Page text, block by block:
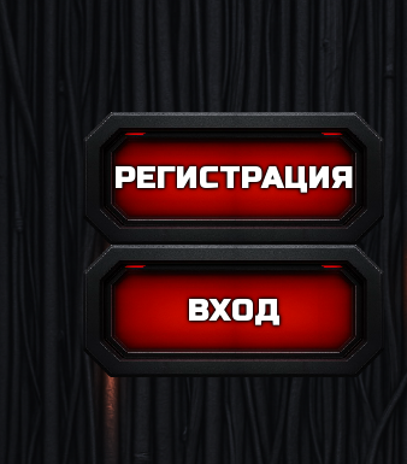
РЕГИСТРАЦИЯ
ВХОД